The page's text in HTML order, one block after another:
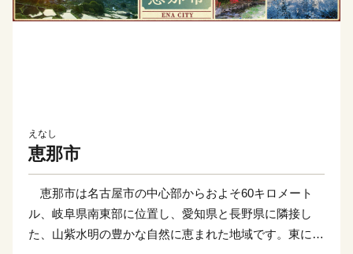
えなし
恵那市
恵那市は名古屋市の中心部からおよそ60キロメート
ル、岐阜県南東部に位置し、愛知県と長野県に隣接し
た、山紫水明の豊かな自然に恵まれた地域です。東には